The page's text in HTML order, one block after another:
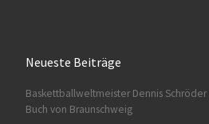
Neueste Beiträge
Baskettballweltmeister Dennis
Buch von Braunschweig